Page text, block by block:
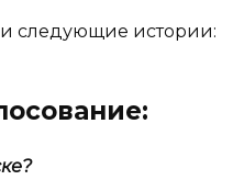
следующие истории: